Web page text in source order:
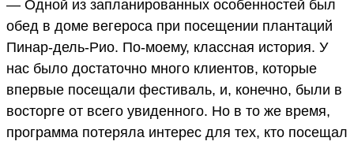
— Одной из запланированных особенностей был
обед в доме вегероса при посещении плантаций
Пинар-дель-Рио. По-моему, классная история. У
нас было достаточно много клиентов, которые
впервые посещали фестиваль, и, конечно, были в
восторге от всего увиденного. Но в то же время,
программа потеряла интерес для тех, кто посещал